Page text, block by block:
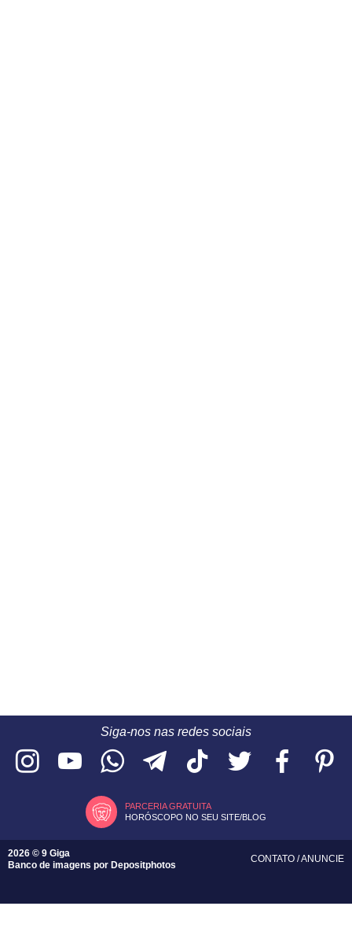
Siga-nos nas redes sociais
PARCERIA GRATUITA
HORÓSCOPO NO SEU SITE/BLOG
2026 © 9 Giga
Banco de imagens por Depositphotos
CONTATO /ANUNCIE